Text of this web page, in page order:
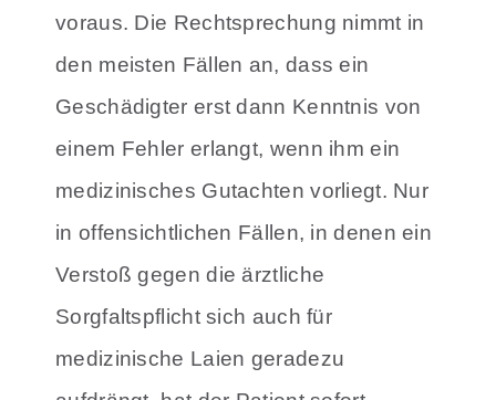
voraus. Die Rechtsprechung nimmt in
den meisten Fällen an, dass ein
Geschädigter erst dann Kenntnis von
einem Fehler erlangt, wenn ihm ein
medizinisches Gutachten vorliegt. Nur
in offensichtlichen Fällen, in denen ein
Verstoß gegen die ärztliche
Sorgfaltspflicht sich auch für
medizinische Laien geradezu